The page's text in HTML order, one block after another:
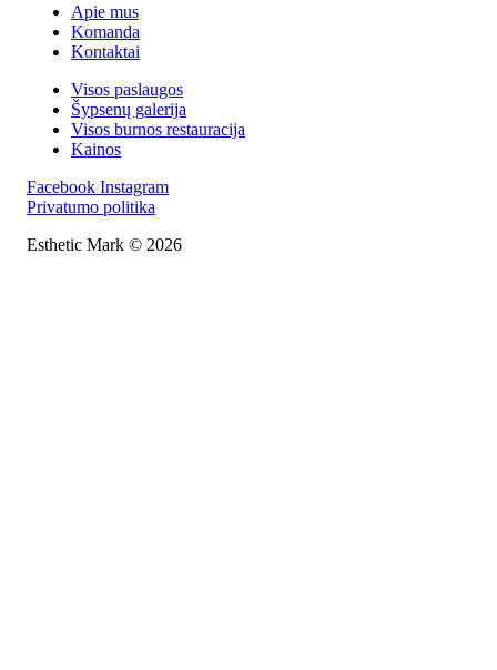
Apie mus
Komanda
Kontaktai
Visos paslaugos
Šypsenų galerija
Visos burnos restauracija
Kainos
Facebook Instagram
Privatumo politika
Esthetic Mark © 2026